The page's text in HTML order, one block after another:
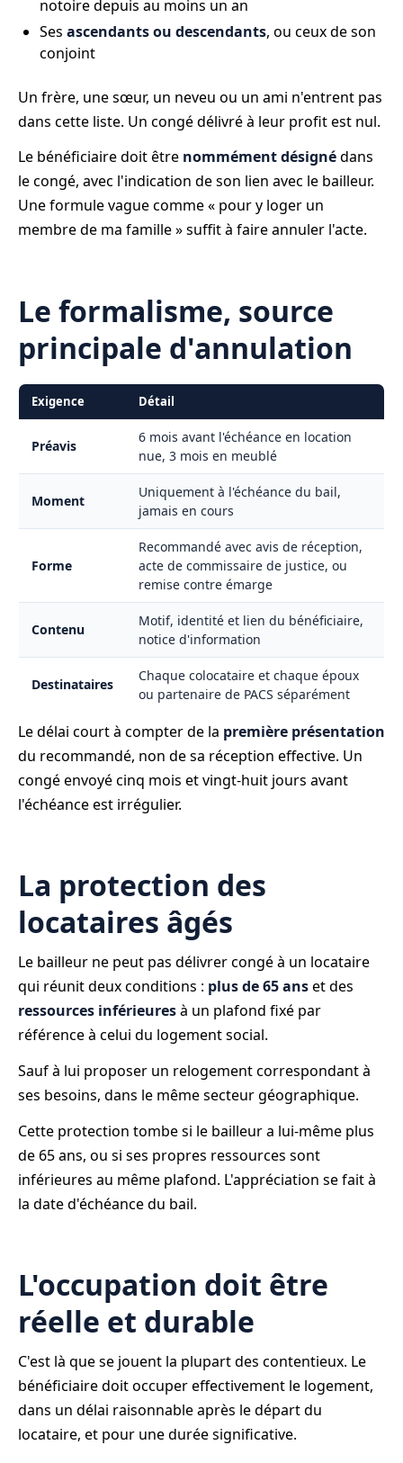
notoire depuis au moins un an
Ses ascendants ou descendants, ou ceux de son
conjoint
Un frère, une sœur, un neveu ou un ami n'entrent pas
dans cette liste. Un congé délivré à leur profit est nul.
Le bénéficiaire doit être nommément désignédans
le congé, avec l'indication de son lien avec le bailleur.
Une formule vague comme « pour y loger un
membre de ma famille » suffit à faire annuler l'acte.
Le formalisme, source
principale d'annulation
Exigence Détail
Préavis
6 mois avant l'échéance en location
nue, 3 mois en meublé
Moment
Uniquement à l'échéance du bail,
jamais en cours
Forme
Recommandé avec avis de réception,
acte de commissaire de justice, ou
remise contre émarge
Contenu
Motif, identité et lien du bénéficiaire,
notice d'information
Destinataires
Chaque colocataire et chaque époux
ou partenaire de PACS séparément
Le délai court à compter de la première présentation
du recommandé, non de sa réception effective. Un
congé envoyé cinq mois et vingt-huit jours avant
l'échéance est irrégulier.
La protection des
locataires âgés
Le bailleur ne peut pas délivrer congé à un locataire
qui réunit deux conditions : plus de 65 anset des
ressources inférieuresà un plafond fixé par
référence à celui du logement social.
Sauf à lui proposer un relogement correspondant à
ses besoins, dans le même secteur géographique.
Cette protection tombe si le bailleur a lui-même plus
de 65 ans, ou si ses propres ressources sont
inférieures au même plafond. L'appréciation se fait à
la date d'échéance du bail.
L'occupation doit être
réelle et durable
C'est là que se jouent la plupart des contentieux. Le
bénéficiaire doit occuper effectivement le logement,
dans un délai raisonnable après le départ du
locataire, et pour une durée significative.